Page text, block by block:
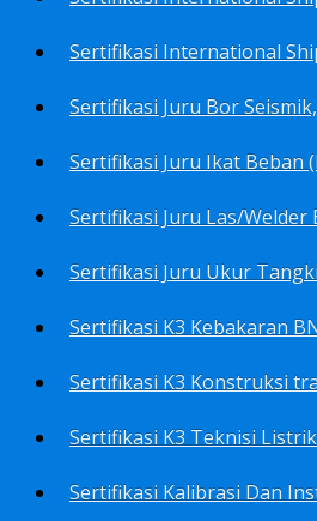
Sertifikasi Juru Ikat Beban
Sertifikasi Juru Las/Welder
Sertifikasi K3 Kebakaran
Sertifikasi K3 Konstruksi
Sertifikasi K3 Teknisi
Sertifikasi Kalibrasi Dan